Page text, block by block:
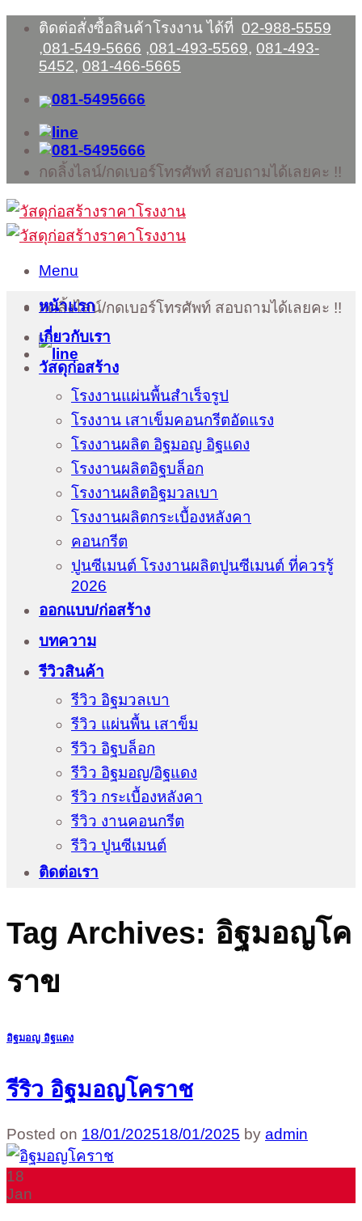
Skip
content
ติดต่อสั่งซื้อสินค้าโรงงาน ได้ที่ 02-988-5559
,081-549-5666 ,081-493-5569, 081-493-
5452, 081-466-5665
กดลิ้งไลน์/กดเบอร์โทรศัพท์ สอบถามได้เลยคะ !!
Menu
กดลิ้งไลน์/กดเบอร์โทรศัพท์ สอบถามได้เลยคะ !!
หน้าแรก
เกี่ยวกับเรา
วัสดุก่อสร้าง
โรงงานแผ่นพื้นสำเร็จรูป
โรงงาน เสาเข็มคอนกรีตอัดแรง
โรงงานผลิต อิฐมอญ อิฐแดง
โรงงานผลิตอิฐบล็อก
โรงงานผลิตอิฐมวลเบา
โรงงานผลิตกระเบื้องหลังคา
คอนกรีต
ปูนซีเมนต์ โรงงานผลิตปูนซีเมนต์ ที่ควรรู้
2026
ออกแบบ/ก่อสร้าง
บทความ
รีวิวสินค้า
รีวิว อิฐมวลเบา
รีวิว แผ่นพื้น เสาข็ม
รีวิว อิฐบล็อก
รีวิว อิฐมอญ/อิฐแดง
รีวิว กระเบื้องหลังคา
รีวิว งานคอนกรีต
รีวิว ปูนซีเมนต์
ติดต่อเรา
Tag Archives: อิฐมอญโค
ราข
อิฐมอญ อิฐแดง
รีริว อิฐมอญโคราช
Posted on 18/01/202518/01/2025 by admin
18
Jan